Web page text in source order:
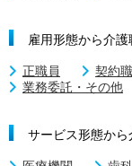
雇用形態から介
正職員 契約
業務委託・その他
サービス形態か